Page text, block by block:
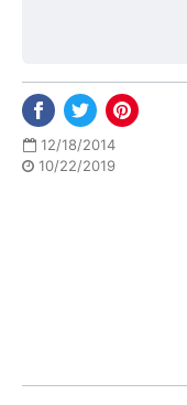
12/18/2014
10/22/2019